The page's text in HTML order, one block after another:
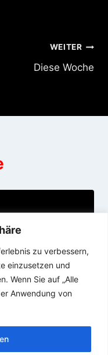
zu verbessern,
einzusetzen und
Wenn Sie auf „Alle
Anwendung von
WEITER
Diese Woche